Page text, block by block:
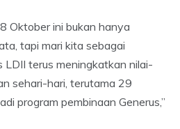
Oktober ini bukan hanya
tapi mari kita sebagai
LDII terus meningkatkan nilai-
sehari-hari, terutama 29
program pembinaan Generus,”